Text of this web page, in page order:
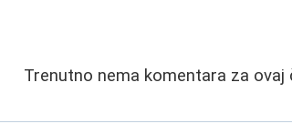
Trenutno nema komentara za ovaj